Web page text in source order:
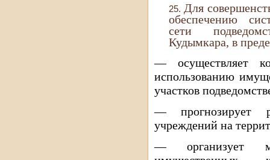
Для
обеспечению
сети
Кудымкара, в
— осуществляет
использованию
участков
— прогнозирует
учреждений на
— организует